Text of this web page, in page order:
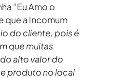
“Eu Amo o
que a Incomum
do cliente, pois é
que muitas
alto valor do
produto no local